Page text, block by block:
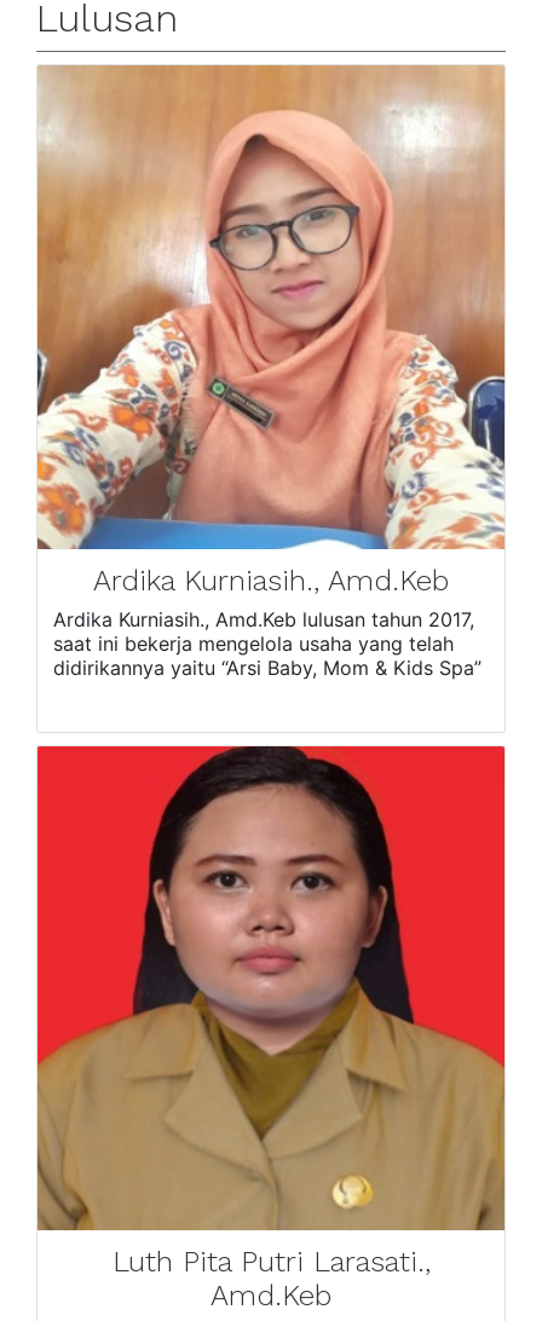
Lulusan
Ardika Kurniasih., Amd.Keb
Ardika Kurniasih., Amd.Keb lulusan tahun 2017,
saat ini bekerja mengelola usaha yang telah
didirikannya yaitu “Arsi Baby, Mom & Kids Spa”
Luth Pita Putri Larasati.,
Amd.Keb